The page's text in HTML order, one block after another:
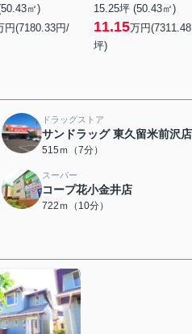
㎡)
円(7180.33円/
15.25坪 (50.43㎡)
11.15万円
坪)
ドラッグストア
サンドラッグ 東久留米前沢店
515ｍ（7分）
スーパー
コープ花小金井店
722ｍ（10分）